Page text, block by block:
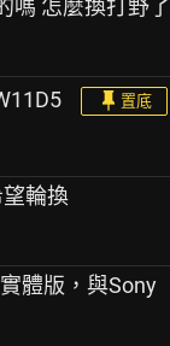
嗎 怎麼換打野了
置底
輪換
體版，與Sony